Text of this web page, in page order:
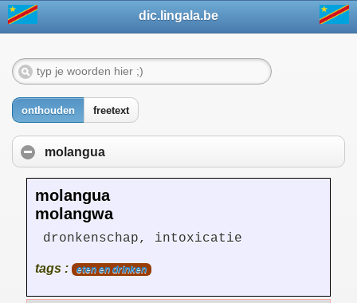
dic.lingala.be
onthouden freetext
molangua
molangua
molangwa
dronkenschap, intoxicatie
tags : eten en drinken